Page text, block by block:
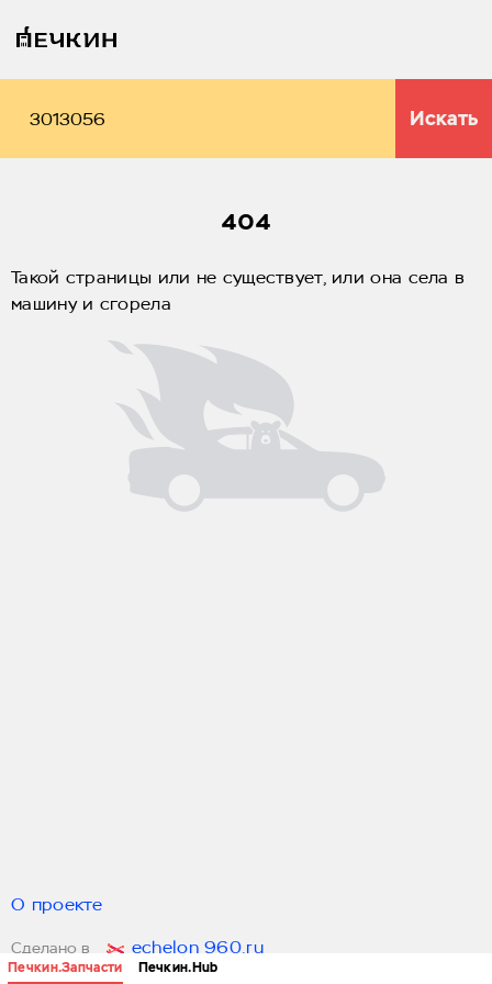
Печкин.Запчасти Печкин.Hub
Искать
404
Такой страницы или не существует, или она села в
машину и сгорела
О проекте
Сделано в echelon 960.ru